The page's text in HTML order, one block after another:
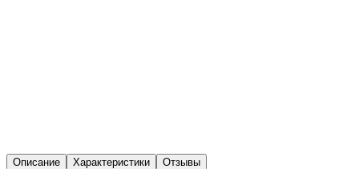
Описание Характеристики Отзывы